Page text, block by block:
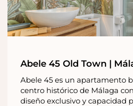
Abele 45 Old Town |
Abele 45 es un apartamento
centro histórico de Málaga
diseño exclusivo y capacidad